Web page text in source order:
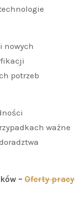
nowych
potrzeb
ważne
– Oferty pracy